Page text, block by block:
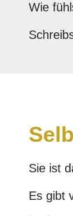
Wie
Sie ist
Es gibt